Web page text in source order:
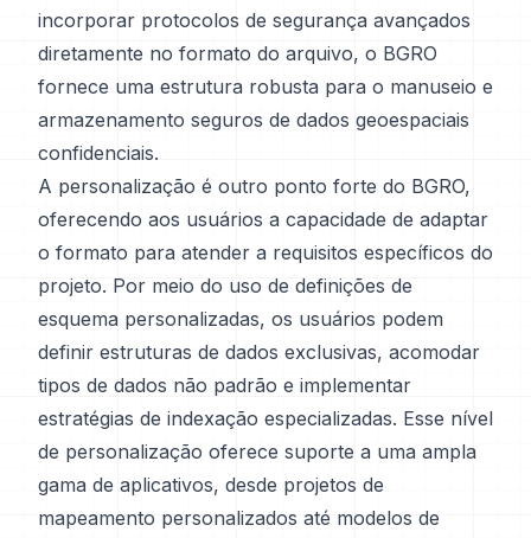
incorporar protocolos de segurança avançados
diretamente no formato do arquivo, o BGRO
fornece uma estrutura robusta para o manuseio e
armazenamento seguros de dados geoespaciais
confidenciais.
A personalização é outro ponto forte do BGRO,
oferecendo aos usuários a capacidade de adaptar
o formato para atender a requisitos específicos do
projeto. Por meio do uso de definições de
esquema personalizadas, os usuários podem
definir estruturas de dados exclusivas, acomodar
tipos de dados não padrão e implementar
estratégias de indexação especializadas. Esse nível
de personalização oferece suporte a uma ampla
gama de aplicativos, desde projetos de
mapeamento personalizados até modelos de